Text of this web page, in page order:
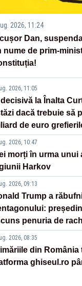
2026, 11:24
Dan,
nume de prim-
2026, 11:05
la Înalta
dacă trebuie să
de euro
2026, 10:47
morți în urma unui
Harkov
2026, 09:13
Trump a
penuria de
2026, 08:35
din
ghiseul.ro